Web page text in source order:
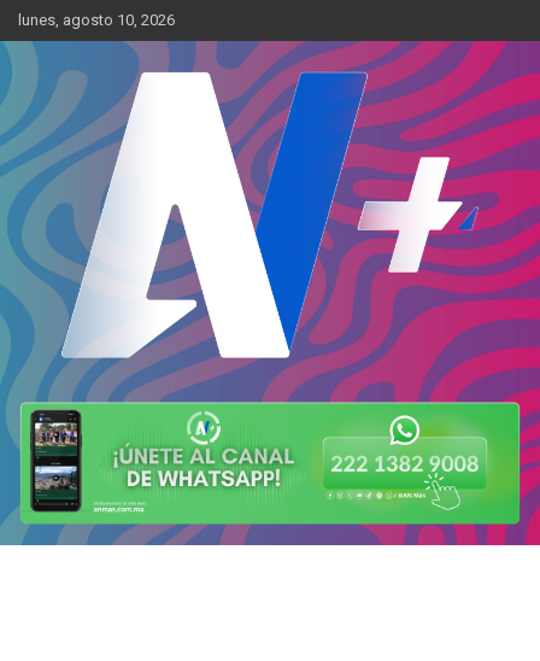
Skip
to
content
lunes, agosto 10, 2026
AN Más
Más cerca de ti